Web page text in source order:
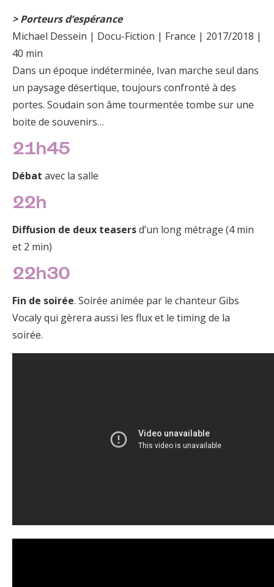
> Porteurs d’espérance
Michael Dessein | Docu-Fiction | France | 2017/2018 |
40 min
Dans un époque indéterminée, Ivan marche seul dans
un paysage désertique, toujours confronté à des
portes. Soudain son âme tourmentée tombe sur une
boite de souvenirs…
21h45
Débat avec la salle
22h
Diffusion de deux teasersd’un long métrage (4 min
et 2 min)
22h30
Fin de soirée. Soirée animée par le chanteur Gibs
Vocaly qui gèrera aussi les flux et le timing de la
soirée.